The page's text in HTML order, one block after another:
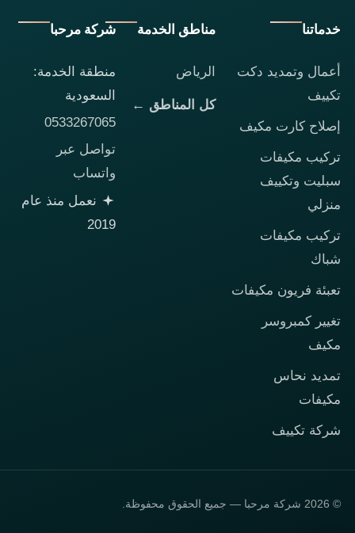
خدماتنا
أعمال وتمديد دكت
تكييف
إصلاح كارت مكيف
تركيب مكيفات
سبليت وتكييف
منزلي
تركيب مكيفات
شباك
تعبئة فريون مكيفات
تغيير كمبروسر
مكيف
تمديد نحاس
مكيفات
شركة تكييف
مناطق الخدمة
الرياض
كل المناطق ←
شركة مرحبا
منطقة الخدمة:
السعودية
0533267065
تواصل عبر
واتساب
نعمل منذ عام
2019
© 2026 شركة مرحبا — جميع الحقوق محفوظة.